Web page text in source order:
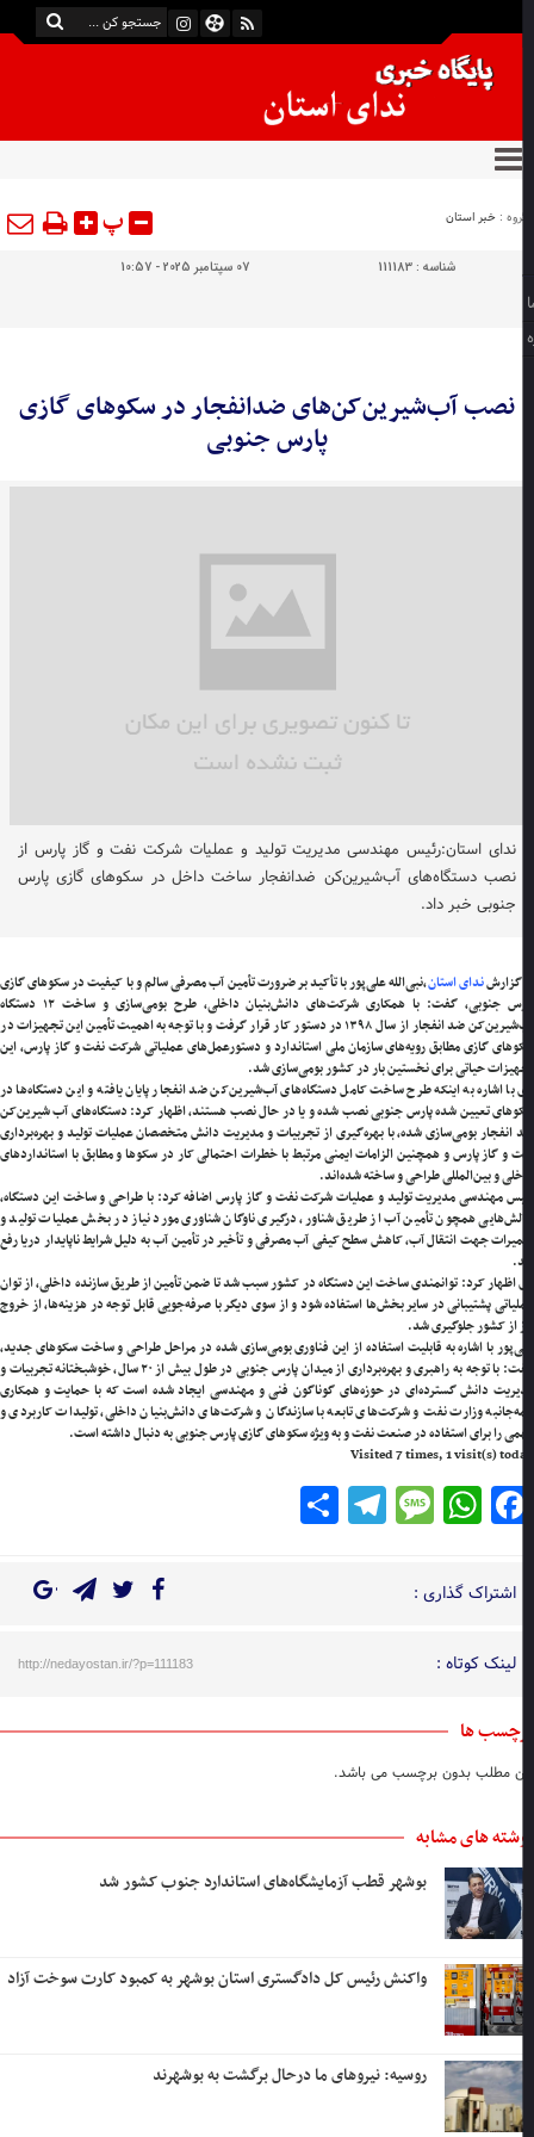
:خبر استان پ
شناسه :111183 07 سپتامبر 2025 - 10:57
نصب آب‌شیرین‌کن‌های ضدانفجار در سکو‌های گازی
پارس جنوبی
ندای استان:رئیس مهندسی مدیریت تولید و عملیات شرکت نفت و گاز پارس از
نصب دستگاه‌های آب‌شیرین‌کن ضدانفجار ساخت داخل در سکو‌های گازی پارس
جنوبی خبر داد.
گزارشندای استان،نبی‌الله علی‌پور با تأکید بر ضرورت تأمین آب مصرفی سالم و با کیفیت در سکو‌های گازی
پارس جنوبی، گفت: با همکاری شرکت‌های دانش‌بنیان داخلی، طرح بومی‌سازی و ساخت ۱۲ دستگاه
آب‌شیرین‌کن ضد انفجار از سال ۱۳۹۸ در دستور کار قرار گرفت و با توجه به اهمیت تأمین این تجهیزات در
گازی مطابق رویه‌های سازمان ملی استاندارد و دستورعمل‌های عملیاتی شرکت نفت و گاز پارس، این
حیاتی برای نخستین بار در کشور بومی‌سازی شد.
اشاره به اینکه طرح ساخت کامل دستگاه‌های آب‌شیرین‌کن ضد انفجار پایان یافته و این دستگاه‌ها در
تعیین شده پارس جنوبی نصب شده و یا در حال نصب هستند، اظهار کرد: دستگاه‌های آب شیرین‌کن
بومی‌سازی شده، با بهره‌گیری از تجربیات و مدیریت دانش متخصصان عملیات تولید و بهره‌برداری
و گاز پارس و همچنین الزامات ایمنی مرتبط با خطرات احتمالی کار در سکو‌ها و مطابق با استاندارد‌های
و بین‌المللی طراحی و ساخته شده‌اند.
مهندسی مدیریت تولید و عملیات شرکت نفت و گاز پارس اضافه کرد: با طراحی و ساخت این دستگاه،
همچون تأمین آب از طریق شناور، درگیری ناوگان شناوری مورد نیاز در بخش عملیات تولید و
جهت انتقال آب، کاهش سطح کیفی آب مصرفی و تأخیر در تأمین آب به دلیل شرایط ناپایدار دریا رفع
کرد: توانمندی ساخت این دستگاه در کشور سبب شد تا ضمن تأمین از طریق سازنده داخلی، از توان
پشتیبانی در سایر بخش‌ها استفاده شود و از سوی دیگر با صرفه‌جویی قابل توجه در هزینه‌ها، از خروج
از کشور جلوگیری شد.
با اشاره به قابلیت استفاده از این فناوری بومی‌سازی شده در مراحل طراحی و ساخت سکو‌های جدید،
گفت: با توجه به راهبری و بهره‌برداری از میدان پارس جنوبی در طول بیش از ۲۰ سال، خوشبختانه تجربیات و
دانش گسترده‌ای در حوزه‌های گوناگون فنی و مهندسی ایجاد شده است که با حمایت و همکاری
وزارت نفت و شرکت‌های تابعه با سازندگان و شرکت‌های دانش‌بنیان داخلی، تولیدات کاربردی و
را برای استفاده در صنعت نفت و به ویژه سکو‌های گازی پارس جنوبی به دنبال داشته است.
Visited 7 times, 1 visit(s)
Facebook
WhatsApp
Message
Telegram
Share
اشتراک گذاری :
لینک کوتاه : http://nedayostan.ir/?p=111183
ها
مطلب بدون برچسب می باشد.
های مشابه
بوشهر قطب آزمایشگاه‌های استاندارد جنوب کشور شد
واکنش رئیس کل دادگستری استان بوشهر به کمبود کارت سوخت آزاد
روسیه: نیروهای ما درحال برگشت به بوشهرند